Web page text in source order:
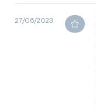
27/06/2023